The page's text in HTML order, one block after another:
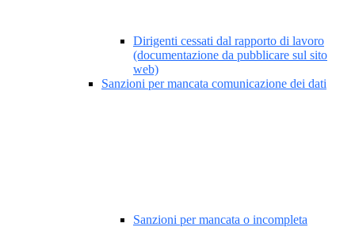
Dirigenti cessati dal rapporto di lavoro
(documentazione da pubblicare sul sito
web)
Sanzioni per mancata comunicazione dei dati
Sanzioni per mancata o incompleta